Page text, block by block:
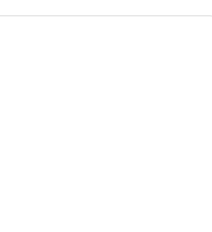
ses finitions soignées,